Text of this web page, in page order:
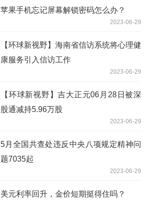
苹果手机忘记屏幕解锁密码怎么办？
2023-06-29
【环球新视野】海南省信访系统将心理健
康服务引入信访工作
2023-06-29
【环球新视野】吉大正元06月28日被深
股通减持5.96万股
2023-06-29
5月全国共查处违反中央八项规定精神问
题7035起
2023-06-29
美元利率回升，金价短期挺得住吗？